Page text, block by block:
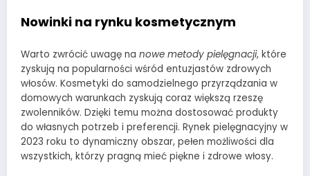
Nowinki na rynku kosmetycznym
Warto zwrócić uwagę na nowe metody pielęgnacji, które
zyskują na popularności wśród entuzjastów zdrowych
włosów. Kosmetyki do samodzielnego przyrządzania w
domowych warunkach zyskują coraz większą rzeszę
zwolenników. Dzięki temu można dostosować produkty
do własnych potrzeb i preferencji. Rynek pielęgnacyjny w
2023 roku to dynamiczny obszar, pełen możliwości dla
wszystkich, którzy pragną mieć piękne i zdrowe włosy.